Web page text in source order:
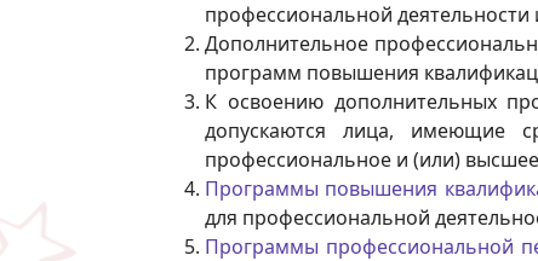
профессиональной
Дополнительное
программ повышения
К освоению дополнительных
допускаются лица, имеющие
профессиональное и (или)
Программы повышения
для профессиональной
Программы профессиональной